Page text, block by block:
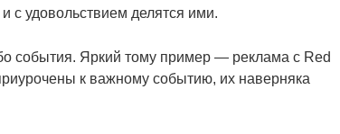
с удовольствием делятся ими.
события. Яркий тому пример — реклама с Red
к важному событию, их наверняка